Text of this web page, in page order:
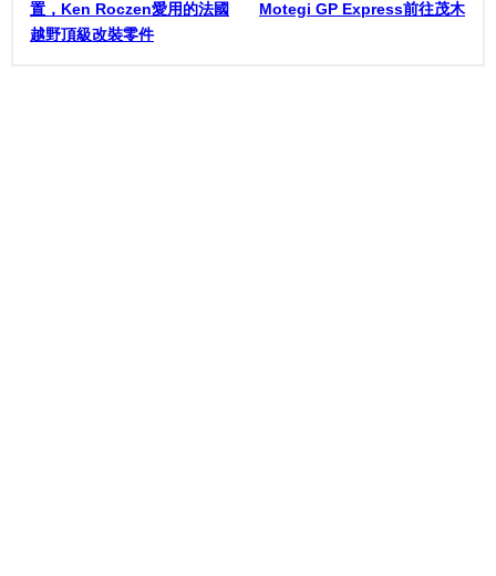
置，Ken Roczen愛用的法國
越野頂級改裝零件
Motegi GP Express前往茂木